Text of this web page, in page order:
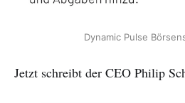
Dynamic Pulse
Jetzt schreibt der CEO Philip